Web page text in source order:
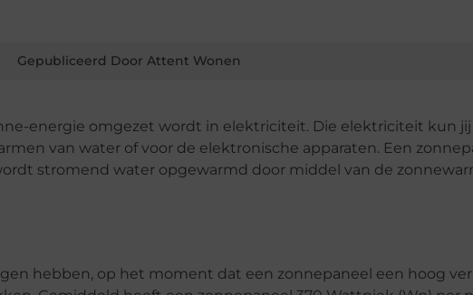
Gepubliceerd Door Attent Wonen
energie omgezet wordt in elektriciteit. Die elektriciteit kun
van water of voor de elektronische apparaten. Een
stromend water opgewarmd door middel van de
hebben, op het moment dat een zonnepaneel een hoog